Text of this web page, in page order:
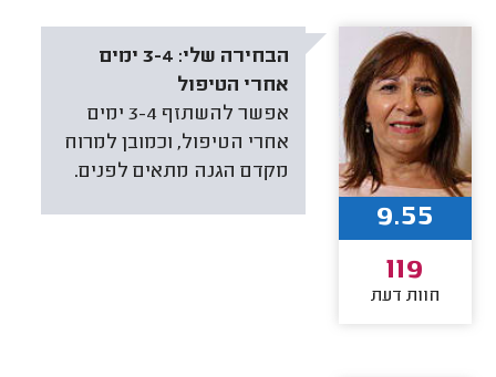
הבחירה שלי:
3-4 ימים
אחרי הטיפול
אפשר להשתזף 3-4 ימים
אחרי הטיפול, וכמובן למרוח
מקדם הגנה מתאים לפנים.
9.55
119
חוות דעת